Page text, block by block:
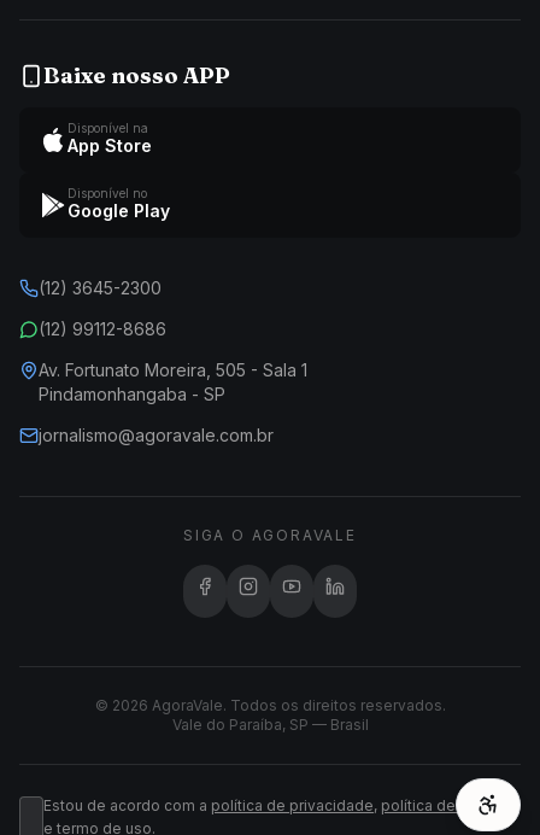
Baixe nosso APP
Disponível na
App Store
Disponível no
Google Play
(12) 3645-2300
(12) 99112-8686
Av. Fortunato Moreira, 505 - Sala 1
Pindamonhangaba - SP
jornalismo@agoravale.com.br
SIGA O AGORAVALE
© 2026 AgoraVale. Todos os direitos reservados.
Vale do Paraíba, SP — Brasil
Estou de acordo com a política de privacidade, política de cookies
e termo de uso.